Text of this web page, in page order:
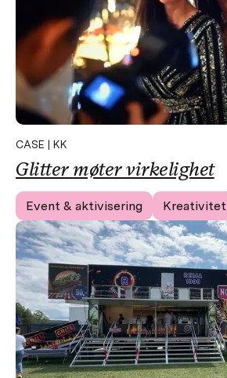
CASE | KK
Glitter møter virkelighet
Event & aktivisering Kreativitet